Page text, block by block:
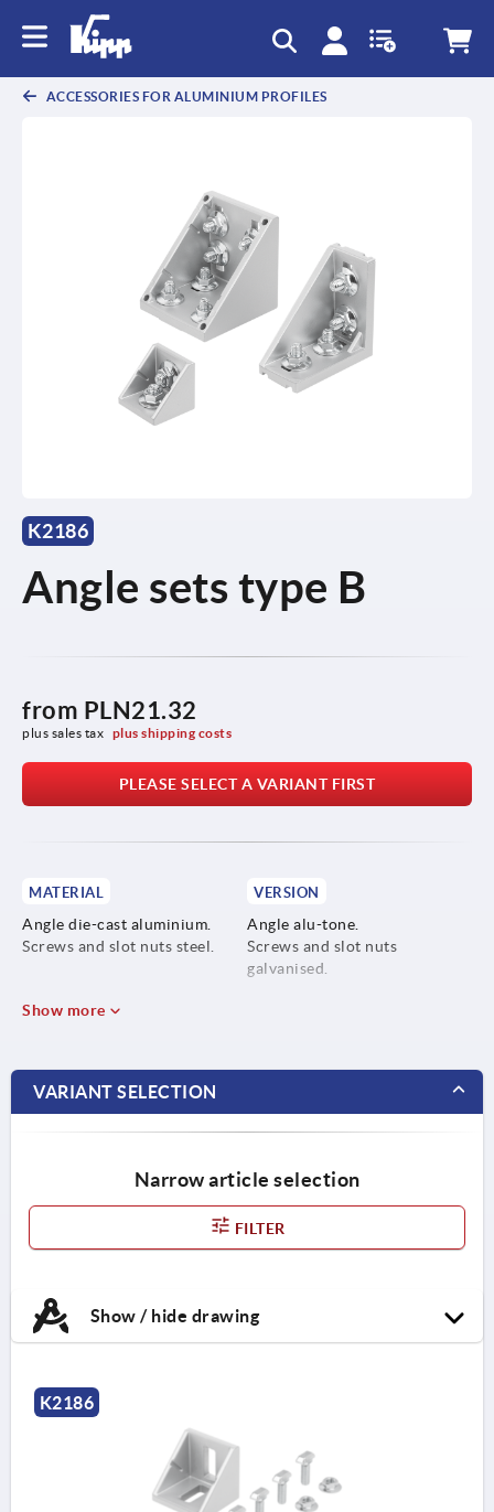
ACCESSORIES FOR ALUMINIUM PROFILES
K2186
Angle sets type B
from PLN21.32
plus sales tax plus shipping costs
PLEASE SELECT A VARIANT FIRST
MATERIAL
Angle die-cast aluminium.
Screws and slot nuts steel.
VERSION
Angle alu-tone.
Screws and slot nuts
galvanised.
Show more
VARIANT SELECTION
Narrow article selection
FILTER
Show / hide drawing
K2186